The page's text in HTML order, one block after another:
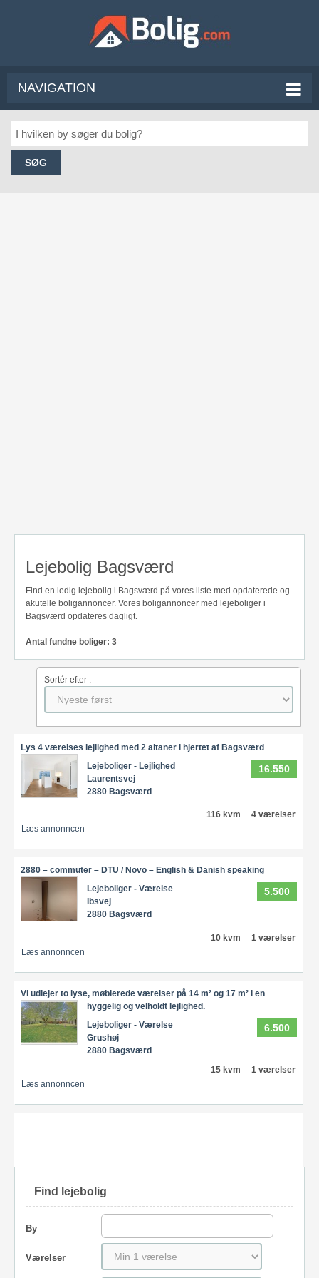
NAVIGATION
SØG
Lejebolig Bagsværd
Find en ledig lejebolig i Bagsværd på vores liste med opdaterede og
akutelle boligannoncer. Vores boligannoncer med lejeboliger i
Bagsværd opdateres dagligt.
Antal fundne boliger: 3
Sortér efter :
Lys 4 værelses lejlighed med 2 altaner i hjertet af Bagsværd
16.550
Lejeboliger - Lejlighed
Laurentsvej
2880 Bagsværd
116 kvm
4 værelser
Læs annonncen
2880 – commuter – DTU / Novo – English & Danish speaking
5.500
Lejeboliger - Værelse
Ibsvej
2880 Bagsværd
10 kvm
1 værelser
Læs annonncen
Vi udlejer to lyse, møblerede værelser på 14 m² og 17 m² i en
hyggelig og velholdt lejlighed.
6.500
Lejeboliger - Værelse
Grushøj
2880 Bagsværd
15 kvm
1 værelser
Læs annonncen
Find lejebolig
By
Værelser